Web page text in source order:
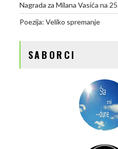
Nagrada za Milana Vasića na
Poezija: Veliko spremanje
SABORCI